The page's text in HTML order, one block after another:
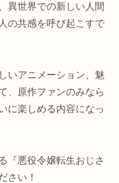
異世界での新しい人間
の共感を呼び起こすで
いアニメーション、魅
、原作ファンのみなら
に楽しめる内容になっ
『悪役令嬢転生おじさ
さい！